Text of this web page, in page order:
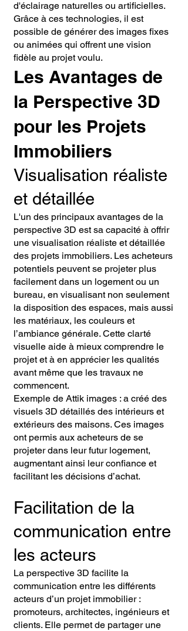
d'éclairage naturelles ou artificielles.
Grâce à ces technologies, il est
possible de générer des images fixes
ou animées qui offrent une vision
fidèle au projet voulu.
Les Avantages de
la Perspective 3D
pour les Projets
Immobiliers
Visualisation réaliste
et détaillée
L'un des principaux avantages de la
perspective 3D est sa capacité à offrir
une visualisation réaliste et détaillée
des projets immobiliers. Les acheteurs
potentiels peuvent se projeter plus
facilement dans un logement ou un
bureau, en visualisant non seulement
la disposition des espaces, mais aussi
les matériaux, les couleurs et
l’ambiance générale. Cette clarté
visuelle aide à mieux comprendre le
projet et à en apprécier les qualités
avant même que les travaux ne
commencent.
Exemple de Attik images : a créé des
visuels 3D détaillés des intérieurs et
extérieurs des maisons. Ces images
ont permis aux acheteurs de se
projeter dans leur futur logement,
augmentant ainsi leur confiance et
facilitant les décisions d’achat.
Facilitation de la
communication entre
les acteurs
La perspective 3D facilite la
communication entre les différents
acteurs d’un projet immobilier :
promoteurs, architectes, ingénieurs et
clients. Elle permet de partager une